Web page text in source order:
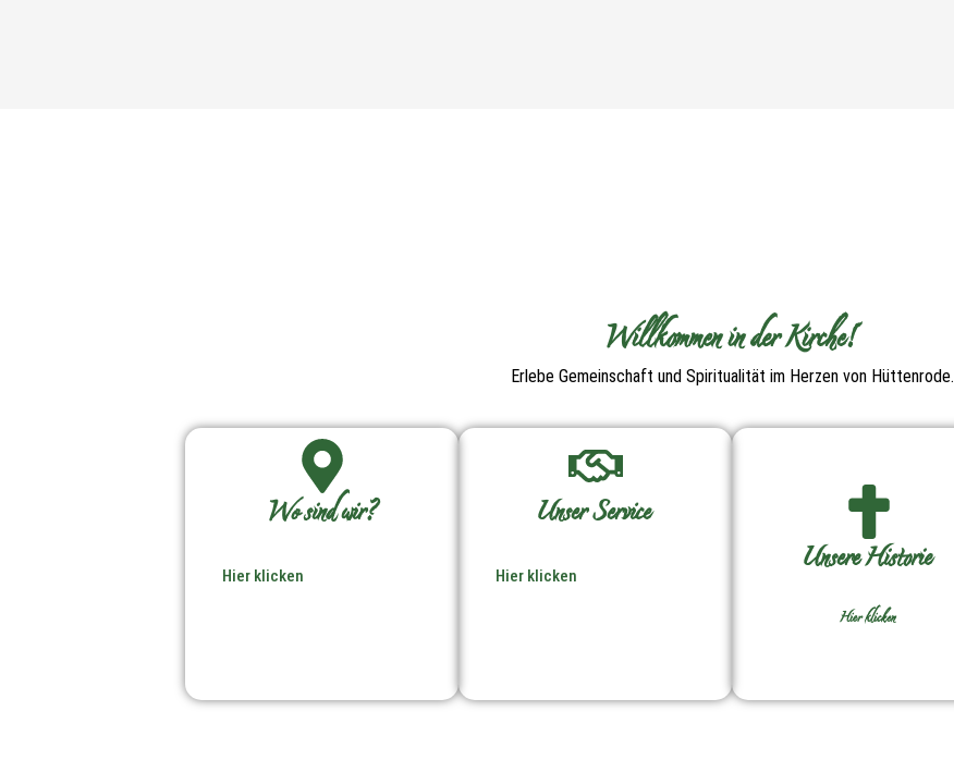
Willkommen in der Kirche!
Erlebe Gemeinschaft und Spiritualität im Herzen von Hüttenrode.
Wo sind wir?
Hier klicken
Unser Service
Hier klicken Unsere Historie
Hier klicken